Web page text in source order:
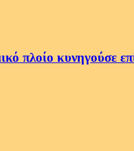
κυνηγούσε